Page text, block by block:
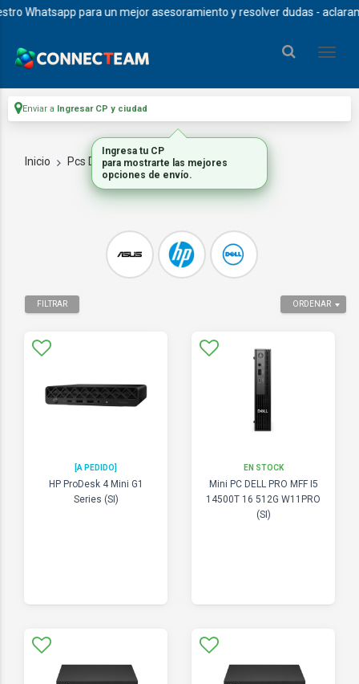
Whatsapp para un mejor asesoramiento y resolver dudas -
Enviar a Ingresar CP y ciudad
Inicio Pcs De Escritorio MINI PCS
ORDENAR
FILTRAR
[A PEDIDO]
HP ProDesk 4 Mini G1
Series (SI)
EN STOCK
Mini PC DELL PRO MFF I5
14500T 16 512G W11PRO
(SI)
Ingresa tu CP
para mostrarte las mejores
opciones de envío.